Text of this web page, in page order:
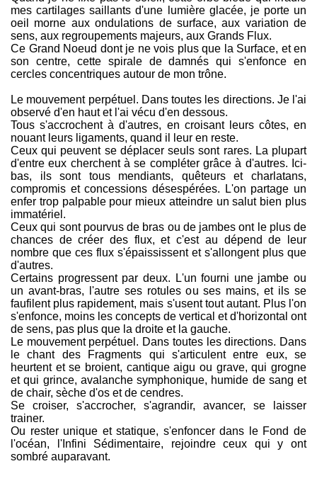
mes cartilages saillants d'une lumière glacée, je porte un
oeil morne aux ondulations de surface, aux variation de
sens, aux regroupements majeurs, aux Grands Flux.
Ce Grand Noeud dont je ne vois plus que la Surface, et en
son centre, cette spirale de damnés qui s'enfonce en
cercles concentriques autour de mon trône.
Le mouvement perpétuel. Dans toutes les directions. Je l'ai
observé d'en haut et l'ai vécu d'en dessous.
Tous s'accrochent à d'autres, en croisant leurs côtes, en
nouant leurs ligaments, quand il leur en reste.
Ceux qui peuvent se déplacer seuls sont rares. La plupart
d'entre eux cherchent à se compléter grâce à d'autres. Ici-
bas, ils sont tous mendiants, quêteurs et charlatans,
compromis et concessions désespérées. L'on partage un
enfer trop palpable pour mieux atteindre un salut bien plus
immatériel.
Ceux qui sont pourvus de bras ou de jambes ont le plus de
chances de créer des flux, et c'est au dépend de leur
nombre que ces flux s'épaississent et s'allongent plus que
d'autres.
Certains progressent par deux. L'un fourni une jambe ou
un avant-bras, l'autre ses rotules ou ses mains, et ils se
faufilent plus rapidement, mais s'usent tout autant. Plus l'on
s'enfonce, moins les concepts de vertical et d'horizontal ont
de sens, pas plus que la droite et la gauche.
Le mouvement perpétuel. Dans toutes les directions. Dans
le chant des Fragments qui s'articulent entre eux, se
heurtent et se broient, cantique aigu ou grave, qui grogne
et qui grince, avalanche symphonique, humide de sang et
de chair, sèche d'os et de cendres.
Se croiser, s'accrocher, s'agrandir, avancer, se laisser
trainer.
Ou rester unique et statique, s'enfoncer dans le Fond de
l'océan, l'Infini Sédimentaire, rejoindre ceux qui y ont
sombré auparavant.